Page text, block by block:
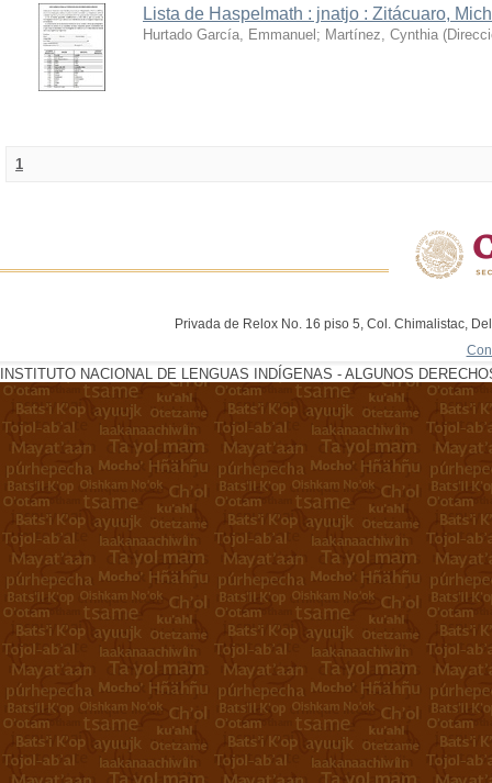
Lista de Haspelmath : jnatjo : Zitácuaro,
Hurtado García, Emmanuel ; Martínez, Cynthia (
1
Privada de Relox No. 16 piso 5, Col. Chimalistac,
INSTITUTO NACIONAL DE LENGUAS INDÍGENAS - ALGUNOS